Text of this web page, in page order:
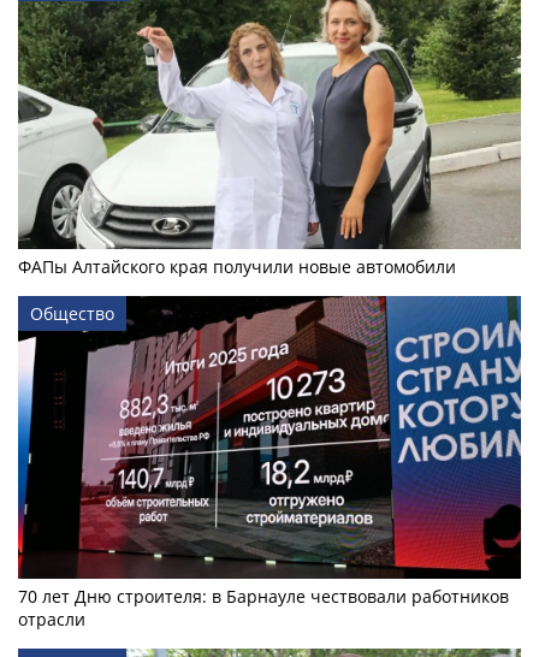
ФАПы Алтайского края получили новые автомобили
Общество
70 лет Дню строителя: в Барнауле чествовали работников
отрасли